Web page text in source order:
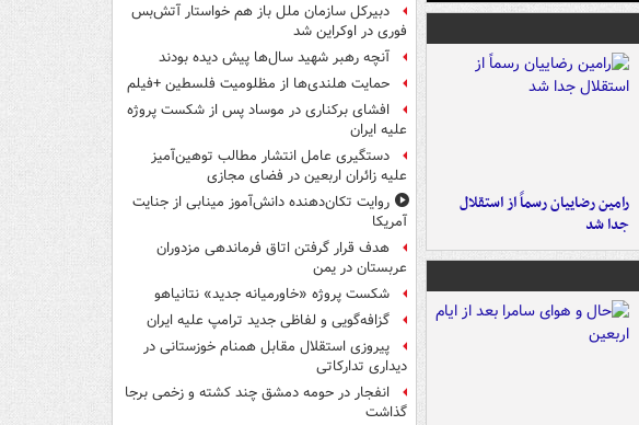
رامین رضاییان رسماً از استقلال
جدا شد
دبیرکل سازمان ملل باز هم خواستار آتش‌بس
فوری در اوکراین شد
آنچه رهبر شهید سال‌ها پیش دیده بودند
حمایت هلندی‌ها از مظلومیت فلسطین +فیلم
افشای برکناری در موساد پس از شکست پروژه
علیه ایران
دستگیری عامل انتشار مطالب توهین‌آمیز
علیه زائران اربعین در فضای مجازی
روایت تکان‌دهنده دانش‌آموز مینابی از جنایت
آمریکا
هدف قرار گرفتن اتاق‌ فرماندهی مزدوران
عربستان در یمن
شکست پروژه «خاورمیانه جدید» نتانیاهو
گزافه‌گویی و لفاظی جدید ترامپ علیه ایران
پیروزی استقلال مقابل همنام خوزستانی در
دیداری تدارکاتی
انفجار در حومه دمشق چند کشته و زخمی برجا
گذاشت